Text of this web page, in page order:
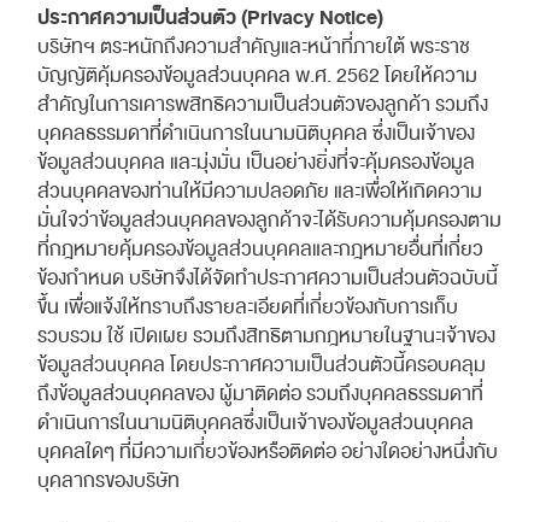
ประกาศความเป็นส่วนตัว (Privacy Notice)
บริษัทฯ ตระหนักถึงความสําคัญและหน้าที่ภายใต้ พระราช
บัญญัติคุ้มครองข้อมูลส่วนบุคคล พ.ศ. 2562 โดยให้ความ
สําคัญในการเคารพสิทธิความเป็นส่วนตัวของลูกค้า รวมถึง
บุคคลธรรมดาที่ดําเนินการในนามนิติบุคคล ซึ่งเป็นเจ้าของ
ข้อมูลส่วนบุคคล และมุ่งมั่น เป็นอย่างยิ่งที่จะคุ้มครองข้อมูล
ส่วนบุคคลของท่านให้มีความปลอดภัย และเพื่อให้เกิดความ
มั่นใจว่าข้อมูลส่วนบุคคลของลูกค้าจะได้รับความคุ้มครองตาม
ที่กฎหมายคุ้มครองข้อมูลส่วนบุคคลและกฎหมายอื่นที่เกี่ยว
ข้องกําหนด บริษัทจึงได้จัดทําประกาศความเป็นส่วนตัวฉบับนี้
ขึ้น เพื่อแจ้งให้ทราบถึงรายละเอียดที่เกี่ยวข้องกับการเก็บ
รวบรวม ใช้ เปิดเผย รวมถึงสิทธิตามกฎหมายในฐานะเจ้าของ
ข้อมูลส่วนบุคคล โดยประกาศความเป็นส่วนตัวนี้ครอบคลุม
ถึงข้อมูลส่วนบุคคลของ ผู้มาติดต่อ รวมถึงบุคคลธรรมดาที่
ดําเนินการในนามนิติบุคคลซึ่งเป็นเจ้าของข้อมูลส่วนบุคคล
บุคคลใดๆ ที่มีความเกี่ยวข้องหรือติดต่อ อย่างใดอย่างหนึ่งกับ
บุคลากรของบริษัท